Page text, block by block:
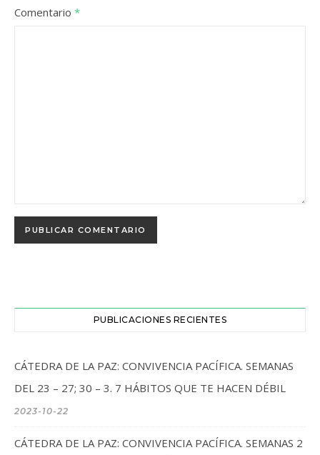
Comentario *
PUBLICACIONES RECIENTES
CÁTEDRA DE LA PAZ: CONVIVENCIA PACÍFICA. SEMANAS
DEL 23 – 27; 30 – 3. 7 HÁBITOS QUE TE HACEN DÉBIL
2023-10-22
CÁTEDRA DE LA PAZ: CONVIVENCIA PACÍFICA. SEMANAS 2